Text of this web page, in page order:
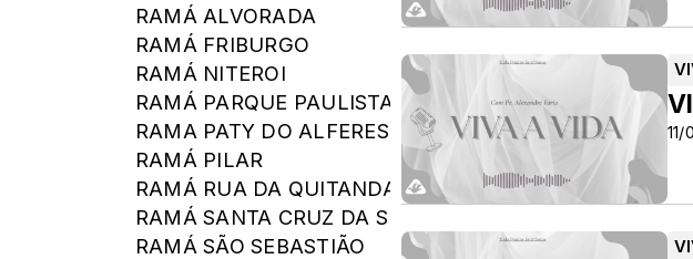
RAMÁ ALVORADA
RAMÁ FRIBURGO
RAMÁ NITEROI
RAMÁ PARQUE PAULISTA
RAMA PATY DO ALFERES
RAMÁ PILAR
RAMÁ RUA DA QUITANDA
RAMÁ SANTA CRUZ DA SERRA
RAMÁ SÃO SEBASTIÃO
11/